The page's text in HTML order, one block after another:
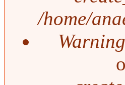
/home/
Warning